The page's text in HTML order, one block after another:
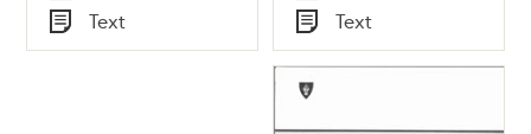
Tid
Typ
Text Tid
Typ
Text